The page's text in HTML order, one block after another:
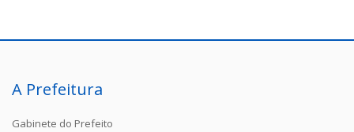
A Prefeitura
Gabinete do Prefeito